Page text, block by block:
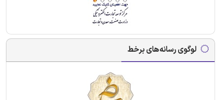
لوگوی رسانه‌های برخط